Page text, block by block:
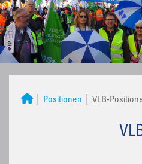
Positionen VLB-